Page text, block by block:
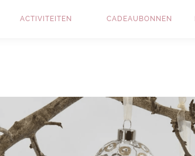
ACTIVITEITEN CADEAUBONNEN